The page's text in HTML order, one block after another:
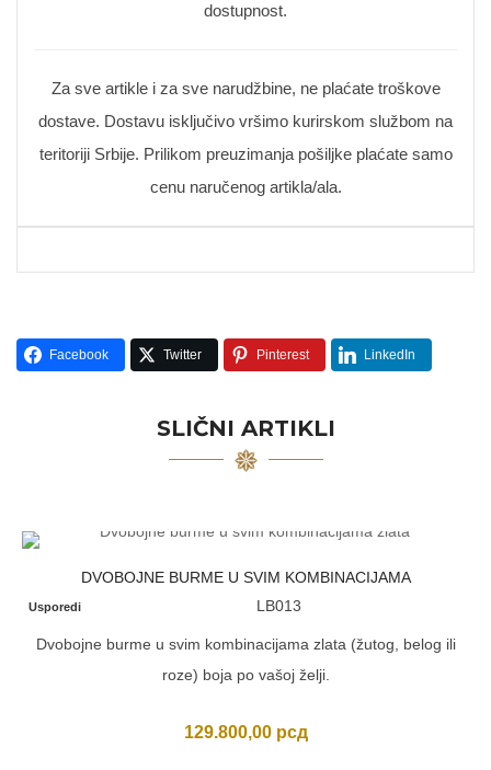
dostupnost.
Za sve artikle i za sve narudžbine, ne plaćate troškove
dostave. Dostavu isključivo vršimo kurirskom službom na
teritoriji Srbije. Prilikom preuzimanja pošiljke plaćate samo
cenu naručenog artikla/ala.
Facebook Twitter Pinterest LinkedIn
SLIČNI ARTIKLI
DVOBOJNE BURME U SVIM KOMBINACIJAMA
Usporedi LB013
Dvobojne burme u svim kombinacijama zlata (žutog, belog ili
roze) boja po vašoj želji.
129.800,00 рсд